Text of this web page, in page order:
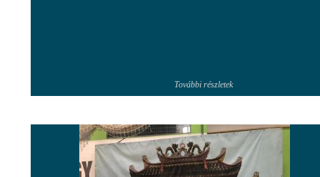
További részletek